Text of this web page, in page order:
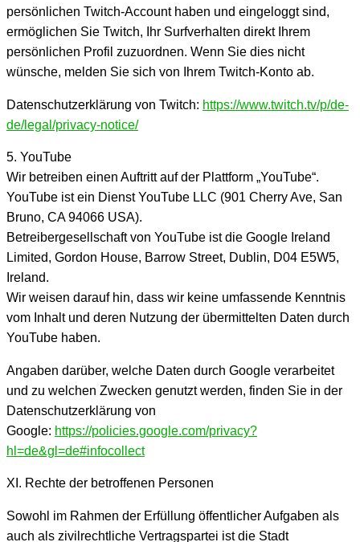
persönlichen Twitch-Account haben und eingeloggt sind,
ermöglichen Sie Twitch, Ihr Surfverhalten direkt Ihrem
persönlichen Profil zuzuordnen. Wenn Sie dies nicht
wünsche, melden Sie sich von Ihrem Twitch-Konto ab.
Datenschutzerklärung von Twitch: https://www.twitch.tv/p/de-
de/legal/privacy-notice/
5. YouTube
Wir betreiben einen Auftritt auf der Plattform „YouTube“.
YouTube ist ein Dienst YouTube LLC (901 Cherry Ave, San
Bruno, CA 94066 USA).
Betreibergesellschaft von YouTube ist die Google Ireland
Limited, Gordon House, Barrow Street, Dublin, D04 E5W5,
Ireland.
Wir weisen darauf hin, dass wir keine umfassende Kenntnis
vom Inhalt und deren Nutzung der übermittelten Daten durch
YouTube haben.
Angaben darüber, welche Daten durch Google verarbeitet
und zu welchen Zwecken genutzt werden, finden Sie in der
Datenschutzerklärung von
Google: https://policies.google.com/privacy?
hl=de&gl=de#infocollect
XI. Rechte der betroffenen Personen
Sowohl im Rahmen der Erfüllung öffentlicher Aufgaben als
auch als zivilrechtliche Vertragspartei ist die Stadt